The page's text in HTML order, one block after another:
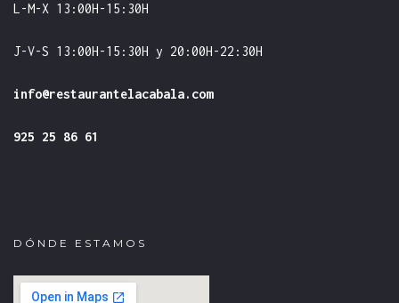
L-M-X 13:00H-15:30H
J-V-S 13:00H-15:30H y 20:00H-22:30H
info@restaurantelacabala.com
925 25 86 61
DÓNDE ESTAMOS